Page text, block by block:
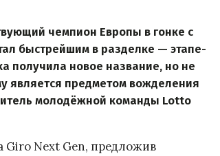
чемпион Европы в гонке с
быстрейшим в разделке — этапе-
получила новое название, но не
является предметом вожделения
молодёжной команды Lotto
Giro Next Gen, предложив